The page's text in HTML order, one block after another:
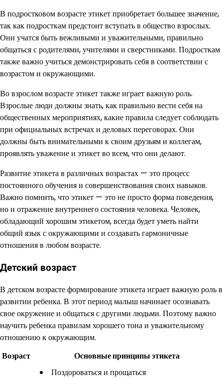
В подростковом возрасте этикет приобретает большее значение,
так как подросткам предстоит вступать в общество взрослых.
Они учатся быть вежливыми и уважительными, правильно
общаться с родителями, учителями и сверстниками. Подросткам
также важно учиться демонстрировать себя в соответствии с
возрастом и окружающими.
Во взрослом возрасте этикет также играет важную роль.
Взрослые люди должны знать, как правильно вести себя на
общественных мероприятиях, какие правила следует соблюдать
при официальных встречах и деловых переговорах. Они
должны быть внимательными к своим друзьям и коллегам,
проявлять уважение и этикет во всем, что они делают.
Развитие этикета в различных возрастах — это процесс
постоянного обучения и совершенствования своих навыков.
Важно помнить, что этикет — это не просто форма поведения,
но и отражение внутреннего состояния человека. Человек,
обладающий хорошим этикетом, всегда будет уметь найти
общий язык с окружающими и создавать гармоничные
отношения в любом возрасте.
Детский возраст
В детском возрасте формирование этикета играет важную роль в
развитии ребенка. В этот период малыш начинает осознавать
свое окружение и общаться с другими людьми. Поэтому важно
научить ребенка правилам хорошего тона и уважительному
отношению к окружающим.
Возраст
Основные принципы этикета
Поздороваться и прощаться